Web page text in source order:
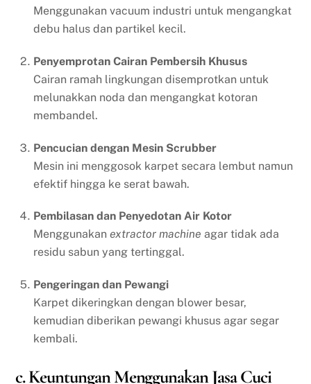
Menggunakan vacuum industri untuk mengangkat
debu halus dan partikel kecil.
Penyemprotan Cairan Pembersih Khusus
Cairan ramah lingkungan disemprotkan untuk
melunakkan noda dan mengangkat kotoran
membandel.
Pencucian dengan Mesin Scrubber
Mesin ini menggosok karpet secara lembut namun
efektif hingga ke serat bawah.
Pembilasan dan Penyedotan Air Kotor
Menggunakan extractor machine agar tidak ada
residu sabun yang tertinggal.
Pengeringan dan Pewangi
Karpet dikeringkan dengan blower besar,
kemudian diberikan pewangi khusus agar segar
kembali.
c. Keuntungan Menggunakan Jasa Cuci